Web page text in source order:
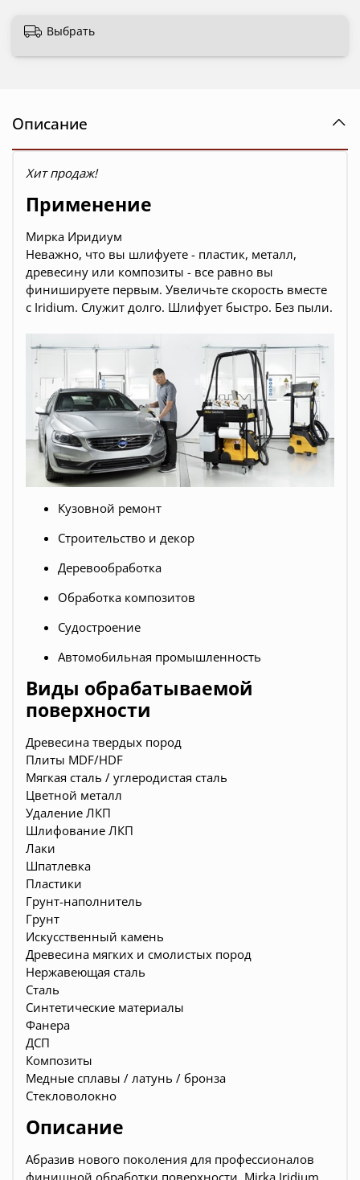
Выбрать
Описание
Хит продаж!
Применение
Мирка Иридиум
Неважно, что вы шлифуете - пластик, металл,
древесину или композиты - все равно вы
финишируете первым. Увеличьте скорость вместе
с Iridium. Служит долго. Шлифует быстро. Без пыли.
Кузовной ремонт
Строительство и декор
Деревообработка
Обработка композитов
Судостроение
Автомобильная промышленность
Виды обрабатываемой
поверхности
Древесина твердых пород
Плиты MDF/HDF
Мягкая сталь / углеродистая сталь
Цветной металл
Удаление ЛКП
Шлифование ЛКП
Лаки
Шпатлевка
Пластики
Грунт-наполнитель
Грунт
Искусственный камень
Древесина мягких и смолистых пород
Нержавеющая сталь
Сталь
Синтетические материалы
Фанера
ДСП
Композиты
Медные сплавы / латунь / бронза
Стекловолокно
Описание
Абразив нового поколения для профессионалов
финишной обработки поверхности. Mirka Iridium